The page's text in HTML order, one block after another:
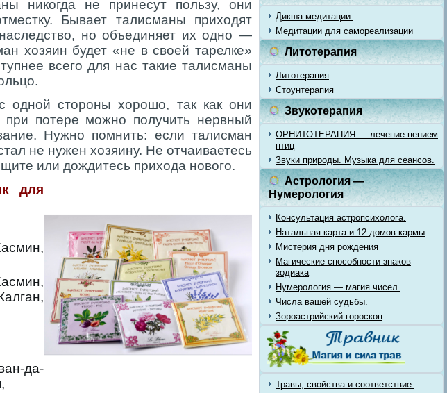
никогда не принесут пользу, они
Бывает талисманы приходят
но объединяет их одно —
хозяин будет «не в своей тарелке»
всего для нас такие талисманы
стороны хорошо, так как они
потере можно получить нервный
Нужно помнить: если талисман
не нужен хозяину. Не отчаиваетесь
или дождитесь прихода нового.
для
да-
Дикша медитации.
Медитации для самореализации
Литотерапия
Литотерапия
Стоунтерапия
Звукотерапия
ОРНИТОТЕРАПИЯ — лечение пением
птиц
Звуки природы. Музыка для сеансов.
Астрология —
Нумерология
Консультация астропсихолога.
Натальная карта и 12 домов кармы
Мистерия дня рождения
Магические способности знаков
зодиака
Нумерология — магия чисел.
Числа вашей судьбы.
Зороастрийский гороскоп
Травы, свойства и соответствие.